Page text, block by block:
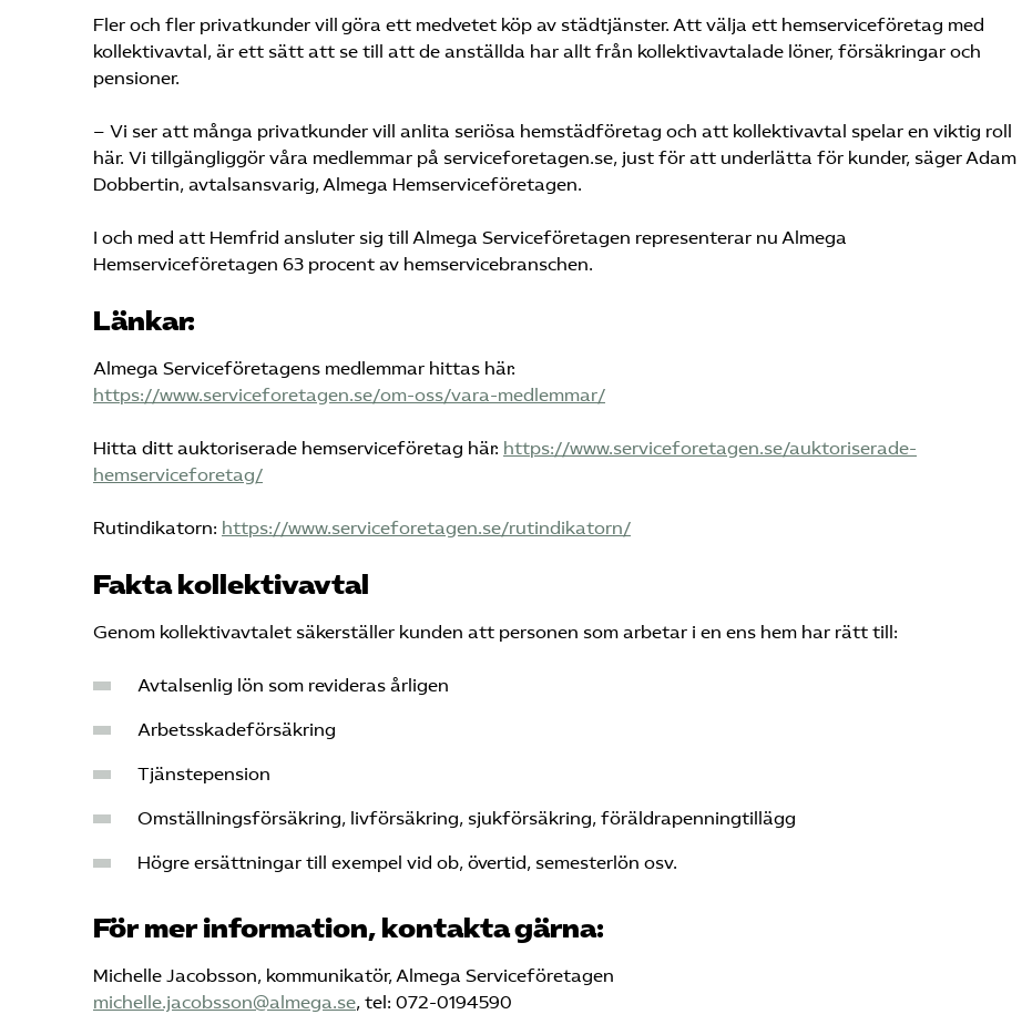
Fler och fler privatkunder vill göra ett medvetet köp av städtjänster. Att välja ett hemserviceföretag med
kollektivavtal, är ett sätt att se till att de anställda har allt från kollektivavtalade löner, försäkringar och
pensioner.
– Vi ser att många privatkunder vill anlita seriösa hemstädföretag och att kollektivavtal spelar en viktig roll
här. Vi tillgängliggör våra medlemmar på serviceforetagen.se, just för att underlätta för kunder, säger Adam
Dobbertin, avtalsansvarig, Almega Hemserviceföretagen.
I och med att Hemfrid ansluter sig till Almega Serviceföretagen representerar nu Almega
Hemserviceföretagen 63 procent av hemservicebranschen.
Länkar:
Almega Serviceföretagens medlemmar hittas här:
https://www.serviceforetagen.se/om-oss/vara-medlemmar/
Hitta ditt auktoriserade hemserviceföretag här: https://www.serviceforetagen.se/auktoriserade-
hemserviceforetag/
Rutindikatorn: https://www.serviceforetagen.se/rutindikatorn/
Fakta kollektivavtal
Genom kollektivavtalet säkerställer kunden att personen som arbetar i en ens hem har rätt till:
Avtalsenlig lön som revideras årligen
Arbetsskadeförsäkring
Tjänstepension
Omställningsförsäkring, livförsäkring, sjukförsäkring, föräldrapenningtillägg
Högre ersättningar till exempel vid ob, övertid, semesterlön osv.
För mer information, kontakta gärna:
Michelle Jacobsson, kommunikatör, Almega Serviceföretagen
michelle.jacobsson@almega.se, tel: 072-0194590